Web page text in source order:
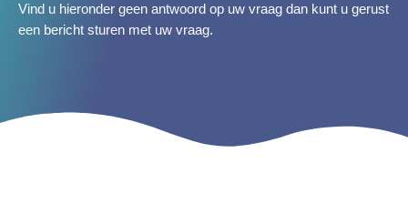
Vind u hieronder geen antwoord op uw vraag dan kunt u gerust
een bericht sturen met uw vraag.